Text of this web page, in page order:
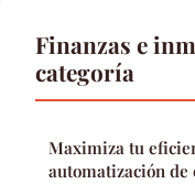
Finanzas e
categoría
Maximiza tu
automatización de